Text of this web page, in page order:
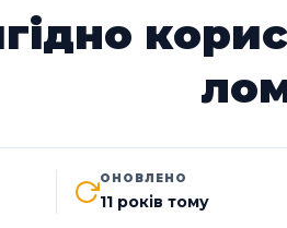
ОНОВЛЕНО
11 років тому